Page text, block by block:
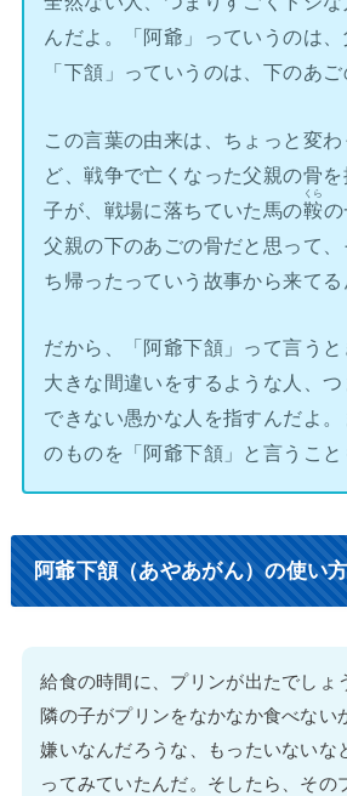
んだよ。「阿爺」っていうのは、
「下頷」っていうのは、下のあご
この言葉の由来は、ちょっと変
ど、戦争で亡くなった父親の骨
子が、戦場に落ちていた馬の鞍
くら
の
父親の下のあごの骨だと思って
ち帰ったっていう故事から来てる
だから、「阿爺下頷」って言う
大きな間違いをするような人、
できない愚かな人を指すんだよ
のものを「阿爺下頷」と言うこと
阿爺下頷（あやあがん）の使い
給食の時間に、プリンが出たでしょ
隣の子がプリンをなかなか食べない
嫌いなんだろうな、もったいないな
ってみていたんだ。そしたら、その